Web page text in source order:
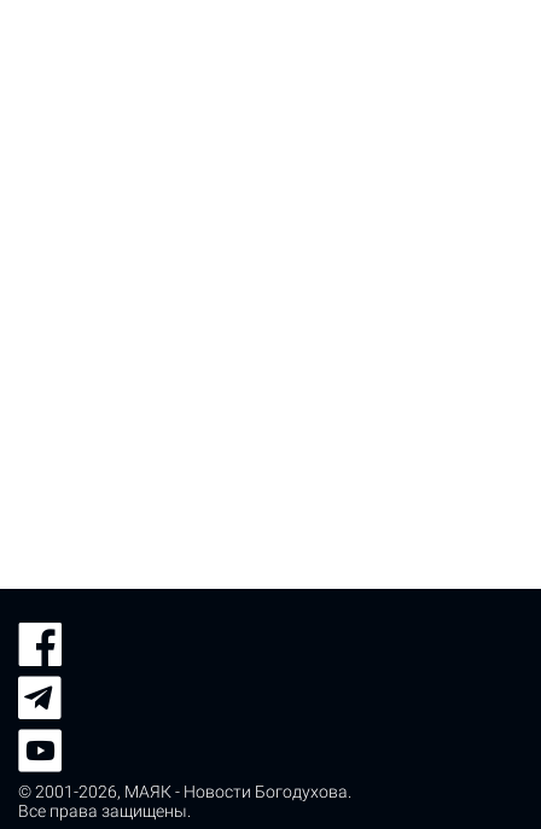
© 2001-2026, МАЯК - Новости Богодухова.
Все права защищены.